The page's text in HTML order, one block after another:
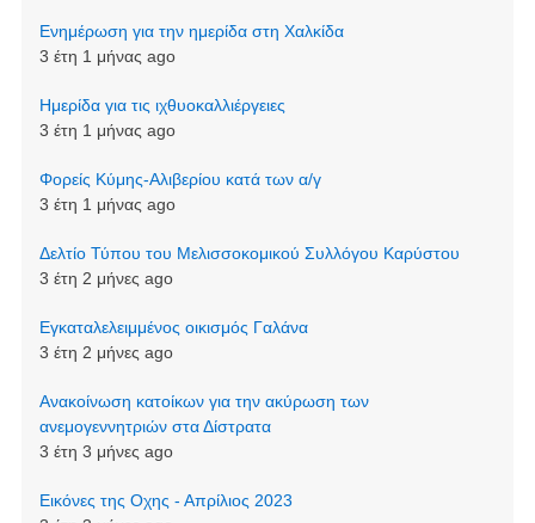
Ενημέρωση για την ημερίδα στη Χαλκίδα
3 έτη 1 μήνας ago
Ημερίδα για τις ιχθυοκαλλιέργειες
3 έτη 1 μήνας ago
Φορείς Κύμης-Αλιβερίου κατά των α/γ
3 έτη 1 μήνας ago
Δελτίο Τύπου του Μελισσοκομικού Συλλόγου Καρύστου
3 έτη 2 μήνες ago
Εγκαταλελειμμένος οικισμός Γαλάνα
3 έτη 2 μήνες ago
Aνακοίνωση κατοίκων για την ακύρωση των
ανεμογεννητριών στα Δίστρατα
3 έτη 3 μήνες ago
Εικόνες της Οχης - Απρίλιος 2023